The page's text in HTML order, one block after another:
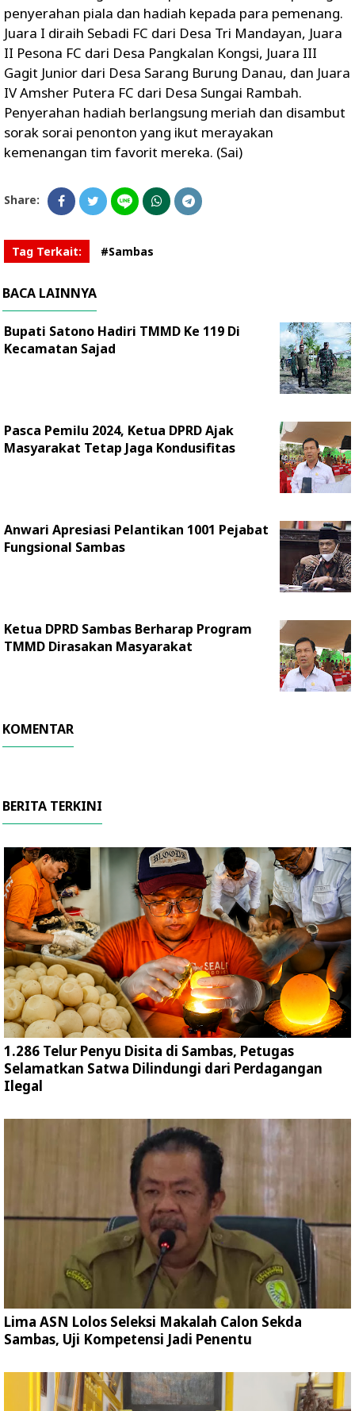
penyerahan piala dan hadiah kepada para pemenang.
Juara I diraih Sebadi FC dari Desa Tri Mandayan, Juara
II Pesona FC dari Desa Pangkalan Kongsi, Juara III
Gagit Junior dari Desa Sarang Burung Danau, dan Juara
IV Amsher Putera FC dari Desa Sungai Rambah.
Penyerahan hadiah berlangsung meriah dan disambut
sorak sorai penonton yang ikut merayakan
kemenangan tim favorit mereka. (Sai)
Share:
Tag Terkait: #Sambas
BACA LAINNYA
Bupati Satono Hadiri TMMD Ke 119 Di
Kecamatan Sajad
Pasca Pemilu 2024, Ketua DPRD Ajak
Masyarakat Tetap Jaga Kondusifitas
Anwari Apresiasi Pelantikan 1001 Pejabat
Fungsional Sambas
Ketua DPRD Sambas Berharap Program
TMMD Dirasakan Masyarakat
KOMENTAR
BERITA TERKINI
1.286 Telur Penyu Disita di Sambas, Petugas
Selamatkan Satwa Dilindungi dari Perdagangan
Ilegal
Lima ASN Lolos Seleksi Makalah Calon Sekda
Sambas, Uji Kompetensi Jadi Penentu